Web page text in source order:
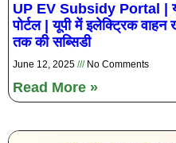
UP EV Subsidy Portal |
पोर्टल | यूपी में इलेक्ट्रिक
तक की सब्सिडी
June 12, 2025 No Comments
Read More »